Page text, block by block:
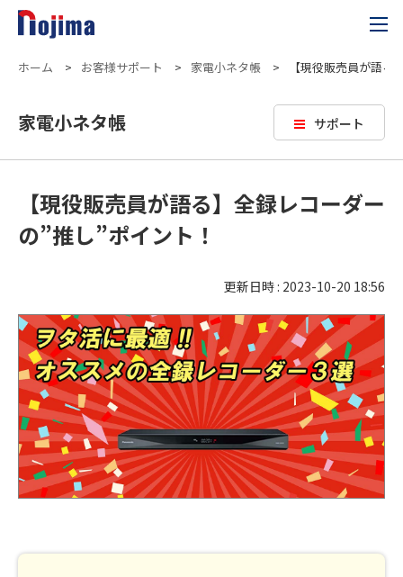
ホーム > お客様サポート > 家電小ネタ帳 > 【現役販売員が語
サポート
家電小ネタ帳
【現役販売員が語る】全録レコーダー
の”推し”ポイント！
更新日時 : 2023-10-20 18:56